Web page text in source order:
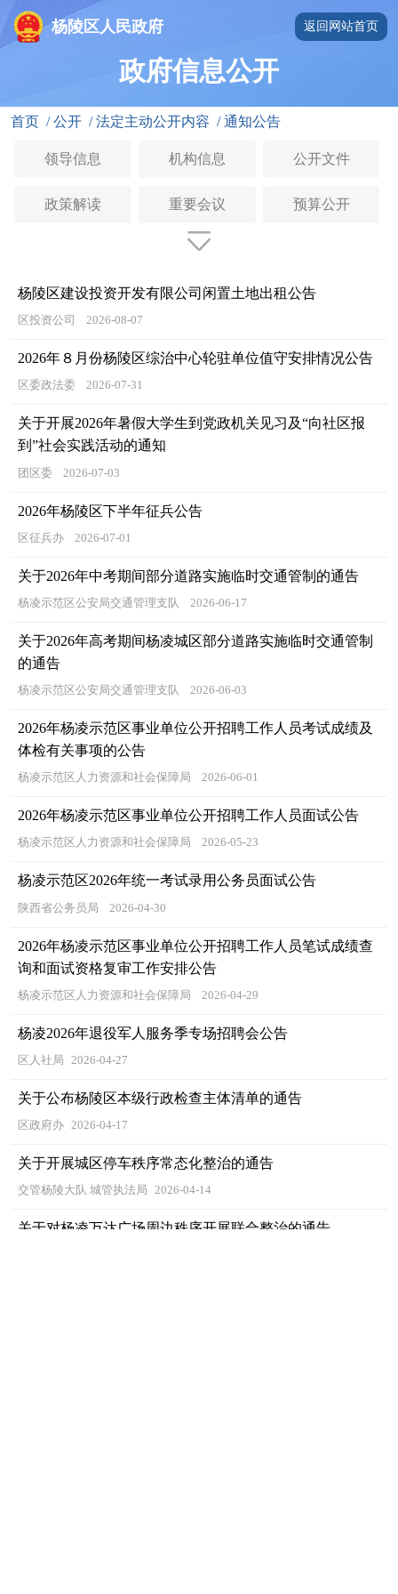
杨陵区人民政府 返回网站首页
政府信息公开
首页 / 公开 / 法定主动公开内容 / 通知公告
领导信息 机构信息 公开文件
政策解读 重要会议 预算公开
杨陵区建设投资开发有限公司闲置土地出租公告
区投资公司 2026-08-07
2026年８月份杨陵区综治中心轮驻单位值守安排情况公告
区委政法委 2026-07-31
关于开展2026年暑假大学生到党政机关见习及“向社区报
到”社会实践活动的通知
团区委 2026-07-03
2026年杨陵区下半年征兵公告
区征兵办 2026-07-01
关于2026年中考期间部分道路实施临时交通管制的通告
杨凌示范区公安局交通管理支队 2026-06-17
关于2026年高考期间杨凌城区部分道路实施临时交通管制
的通告
杨凌示范区公安局交通管理支队 2026-06-03
2026年杨凌示范区事业单位公开招聘工作人员考试成绩及
体检有关事项的公告
杨凌示范区人力资源和社会保障局 2026-06-01
2026年杨凌示范区事业单位公开招聘工作人员面试公告
杨凌示范区人力资源和社会保障局 2026-05-23
杨凌示范区2026年统一考试录用公务员面试公告
陕西省公务员局 2026-04-30
2026年杨凌示范区事业单位公开招聘工作人员笔试成绩查
询和面试资格复审工作安排公告
杨凌示范区人力资源和社会保障局 2026-04-29
杨凌2026年退役军人服务季专场招聘会公告
区人社局 2026-04-27
关于公布杨陵区本级行政检查主体清单的通告
区政府办 2026-04-17
关于开展城区停车秩序常态化整治的通告
交管杨陵大队 城管执法局 2026-04-14
关于对杨凌万达广场周边秩序开展联合整治的通告